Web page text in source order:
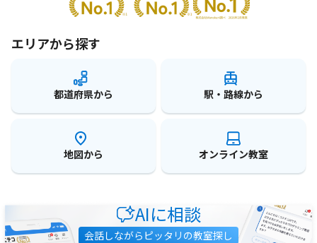
エリアから探す
都道府県から 駅・路線から
地図から オンライン教室
AIに相談
会話しながらピッタリの教室探し